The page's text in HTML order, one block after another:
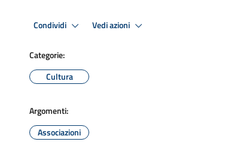
Condividi Vedi azioni
Categorie:
Cultura
Argomenti:
Associazioni